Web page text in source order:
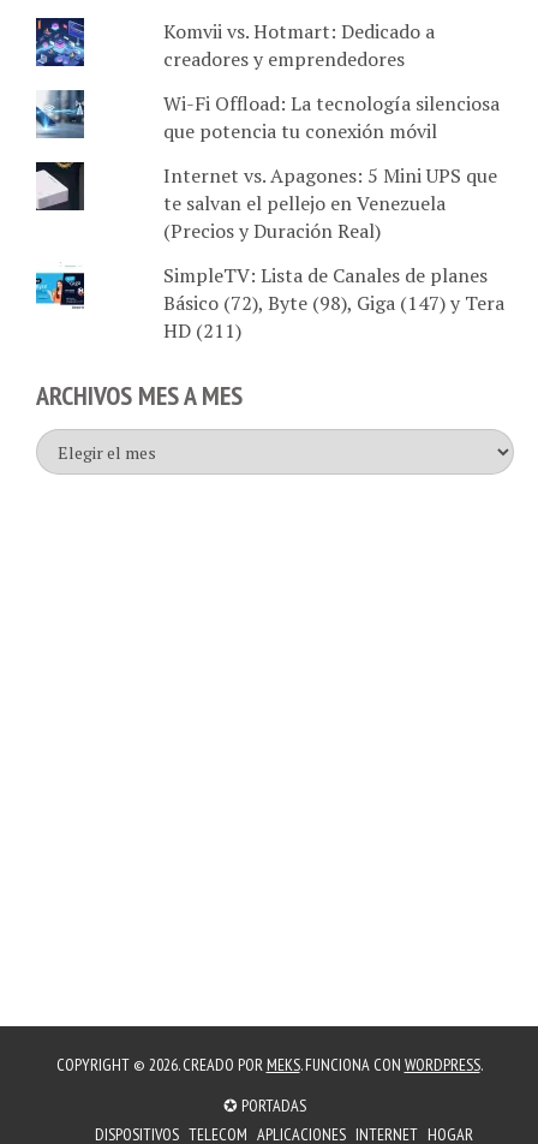
Komvii vs. Hotmart: Dedicado a
creadores y emprendedores
Wi-Fi Offload: La tecnología silenciosa
que potencia tu conexión móvil
Internet vs. Apagones: 5 Mini UPS que
te salvan el pellejo en Venezuela
(Precios y Duración Real)
SimpleTV: Lista de Canales de planes
Básico (72), Byte (98), Giga (147) y Tera
HD (211)
ARCHIVOS MES A MES
Archivos
mes
COPYRIGHT © 2026. CREADO POR MEKS. FUNCIONA CON WORDPRESS.
✪ PORTADAS
DISPOSITIVOS TELECOM APLICACIONES INTERNET HOGAR